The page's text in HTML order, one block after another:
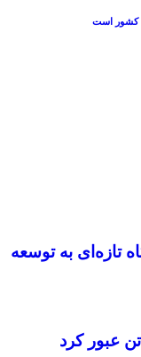
کشور است
تازه‌ای به توسعه